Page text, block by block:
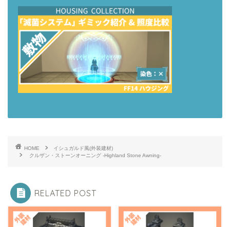
HOME
イシュガルド風(外装建材)
クルザン・ストーンオーニング -Highland Stone Awning-
RELATED POST